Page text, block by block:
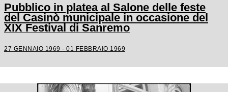
Pubblico in platea al Salone delle feste
del Casinò municipale in occasione del
XIX Festival di Sanremo
27 GENNAIO 1969 - 01 FEBBRAIO 1969